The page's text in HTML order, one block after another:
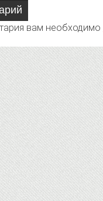
вам необходимо